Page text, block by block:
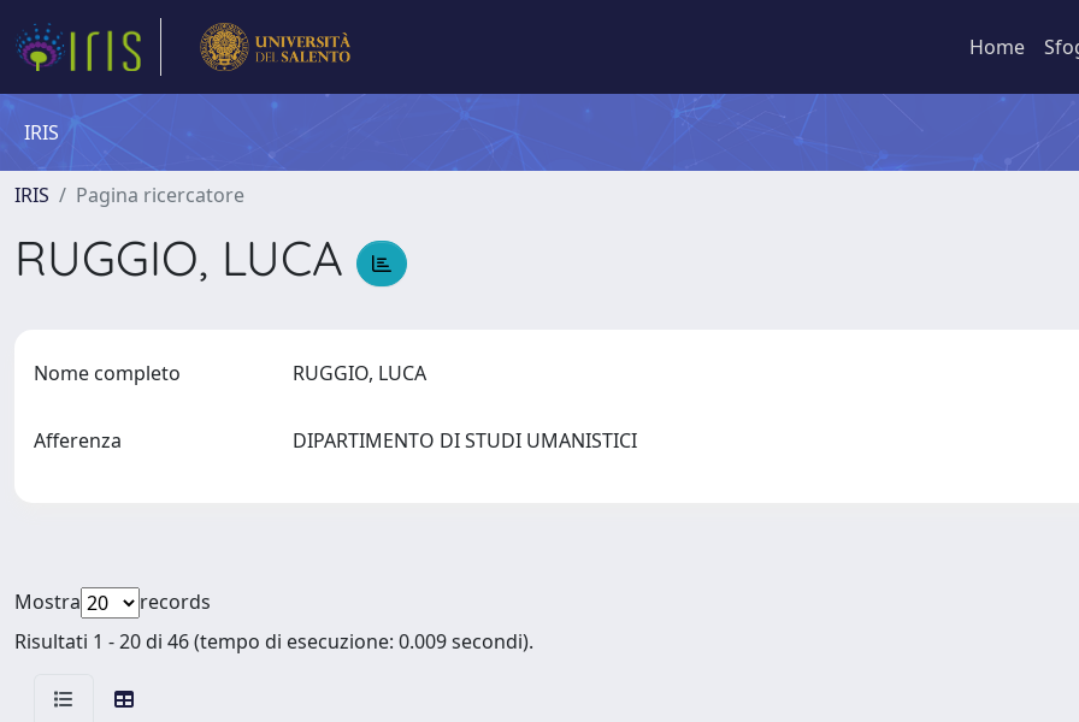
Home
IRIS
IRIS Pagina ricercatore
RUGGIO, LUCA
Nome completo RUGGIO, LUCA
Afferenza DIPARTIMENTO DI STUDI UMANISTICI
Mostra
records
Risultati 1 - 20 di 46 (tempo di esecuzione: 0.009 secondi).